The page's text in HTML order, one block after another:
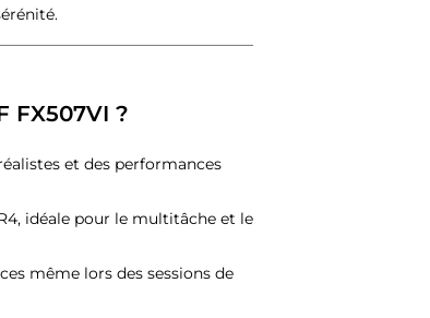
FX507VI ?
et des performances
idéale pour le multitâche et le
même lors des sessions de